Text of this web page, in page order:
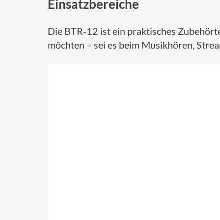
Einsatzbereiche
Die BTR‑12 ist ein praktisches
möchten – sei es beim Musikhören,